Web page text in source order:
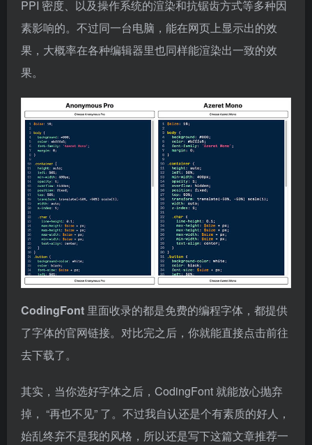
PPI 密度、以及操作系统的渲染和抗锯齿方式等多种因
素影响的。不过同一台电脑，能在网页上显示出的效
果，大概率在各种编辑器里也同样能渲染出一致的效
果。
CodingFont 里面收录的都是免费的编程字体，都提供
了字体的官网链接。对比完之后，你就能直接点击前往
去下载了。
其实，当你选好字体之后，CodingFont 就能放心抛弃
掉， “再也不见” 了。不过我自认还是个有素质的好人，
始乱终弃不是我的风格，所以还是写下这篇文章推荐一